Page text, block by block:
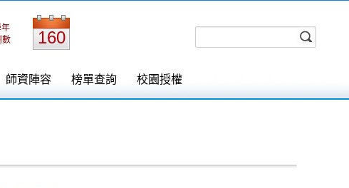
師資陣容 榜單查詢 校園授權
數
160